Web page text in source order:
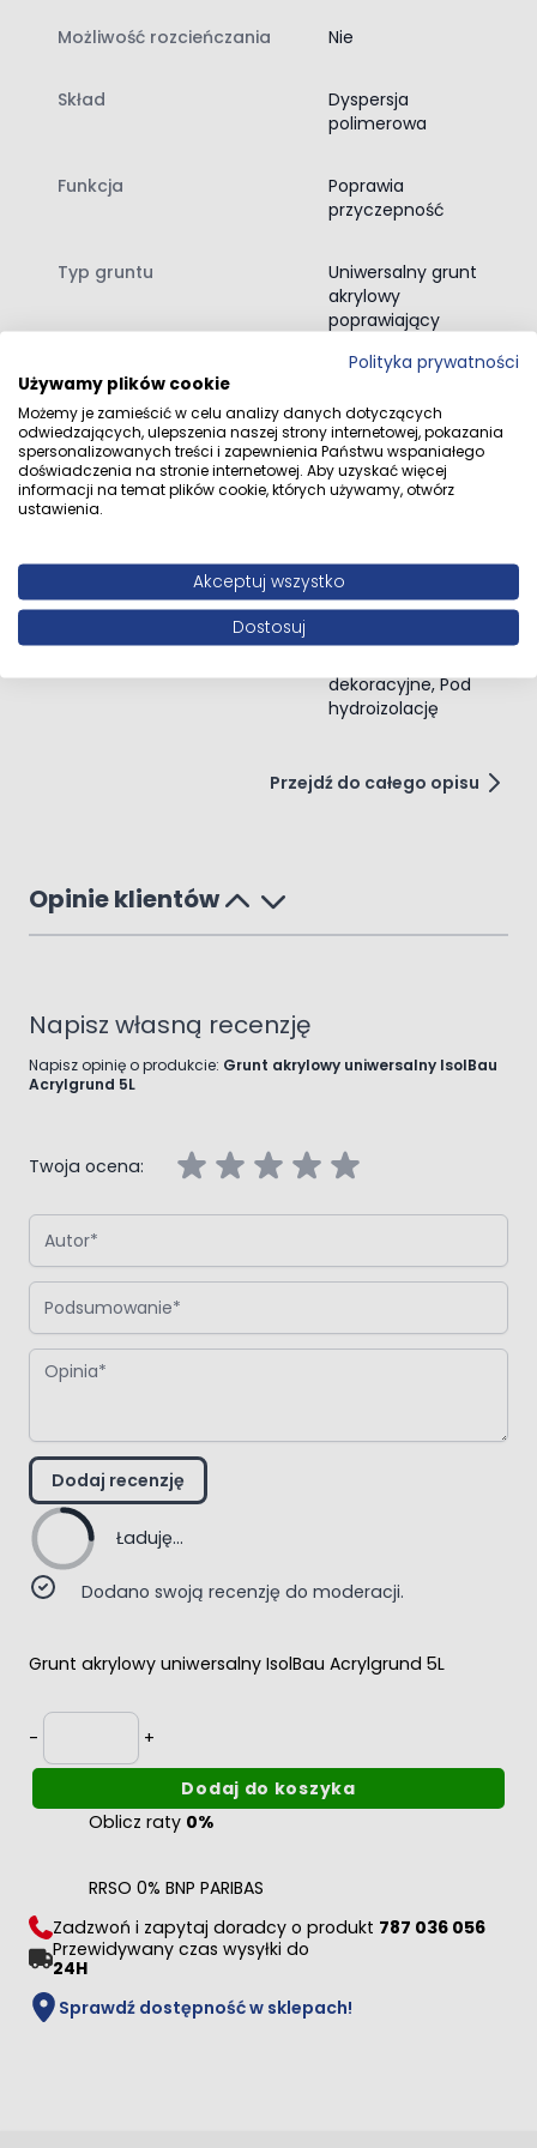
płyt gipsowo-kartonowych
szpachlowaniem
tynkowaniem
PRZYGOTOWANIE PODŁOŻA:
Podłoże musi być stabilne, suche, równe, czyste, wolne
od rys, nośne i wolne od substancji, które mogłyby
pogorszyć przyczepność (takich jak kurz, olej, resztki
IsolBau Acrylgrund nie jest przeznaczony do
wzmacniania podłoża.
Jeśli gruntowane podłoże wymaga wzmocnienia, należy
je wcześniej zagruntować środkiem gruntującym IsolBau
Tiefengrund PRO.
DANE TECHNICZNE
Zużycie:0,10 do 0,20 kg/m?
: ok. 1 do 2 godzin
Temperatura aplikacji:od +5°C do +25°C
Możliwość rozcieńczania Nie
Skład
Dyspersja
polimerowa
Funkcja
Poprawia
przyczepność
Typ gruntu
Uniwersalny grunt
akrylowy
poprawiający
Rodzaj podłoża
Do betonu, Na
powierzchnie
porowate, Na
powierzchnie
mineralne
Stosowany przed
Pod farbę, Pod
klej, Pod tynk, Pod
gładź, Pod
dekoracyjne, Pod
hydroizolację
Przejdź do całego opisu
Opinie klientów
Napisz własną recenzję
Napisz opinię o produkcie: Grunt akrylowy uniwersalny IsolBau
Acrylgrund 5L
Twoja ocena:
Autor
Podsumowanie
Opinia
Dodaj recenzję
Ładuję...
Dodano swoją recenzję do moderacji.
Grunt akrylowy uniwersalny IsolBau Acrylgrund 5L
-
Ilość
+
Dodaj do koszyka
Oblicz raty 0%
RRSO 0% BNP PARIBAS
Zadzwoń i zapytaj doradcy o produkt 787 036 056
Przewidywany czas wysyłki do
24H
Sprawdź dostępność w sklepach!
Polityka prywatności
Używamy plików cookie
Możemy je zamieścić w celu analizy danych dotyczących
odwiedzających, ulepszenia naszej strony internetowej, pokazania
spersonalizowanych treści i zapewnienia Państwu wspaniałego
doświadczenia na stronie internetowej. Aby uzyskać więcej
informacji na temat plików cookie, których używamy, otwórz
ustawienia.
Akceptuj wszystko
Dostosuj